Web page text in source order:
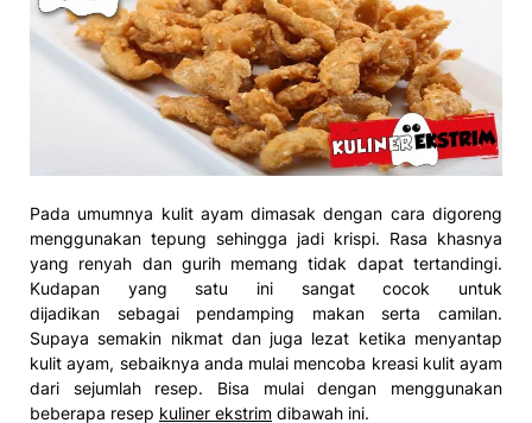
Pada umumnya kulit ayam dimasak dengan cara digoreng
menggunakan tepung sehingga jadi krispi. Rasa khasnya
yang renyah dan gurih memang tidak dapat tertandingi.
Kudapan yang satu ini sangat cocok untuk
dijadikan sebagai pendamping makan serta camilan.
Supaya semakin nikmat dan juga lezat ketika menyantap
kulit ayam, sebaiknya anda mulai mencoba kreasi kulit ayam
dari sejumlah resep. Bisa mulai dengan menggunakan
beberapa resep kuliner ekstrim dibawah ini.